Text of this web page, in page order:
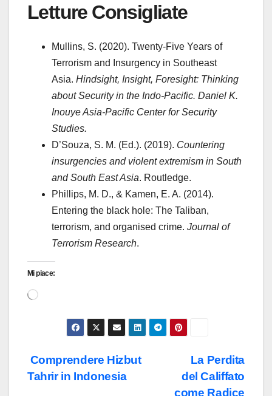
Letture Consigliate
Mullins, S. (2020). Twenty-Five Years of
Terrorism and Insurgency in Southeast
Asia. Hindsight, Insight, Foresight: Thinking
about Security in the Indo-Pacific. Daniel K.
Inouye Asia-Pacific Center for Security
Studies.
D’Souza, S. M. (Ed.). (2019). Countering
insurgencies and violent extremism in South
and South East Asia. Routledge.
Phillips, M. D., & Kamen, E. A. (2014).
Entering the black hole: The Taliban,
terrorism, and organised crime. Journal of
Terrorism Research.
Mi piace:
Caricamento
Navigazione
La Perdita
del Califfato
come Radice
Comprendere Hizbut
Tahrir in Indonesia